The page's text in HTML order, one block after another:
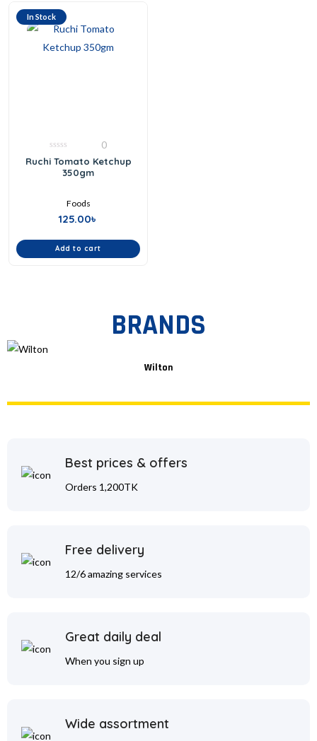
In Stock
0
out
0
Ruchi Tomato Ketchup
350gm
Foods
125.00৳
Add to cart
BRANDS
Wilton
Best prices & offers
Orders 1,200TK
Free delivery
12/6 amazing services
Great daily deal
When you sign up
Wide assortment